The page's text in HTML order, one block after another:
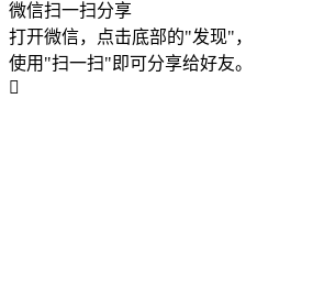
微信扫一扫分享
打开微信，点击底部的"发现"，
使用"扫一扫"即可分享给好友。